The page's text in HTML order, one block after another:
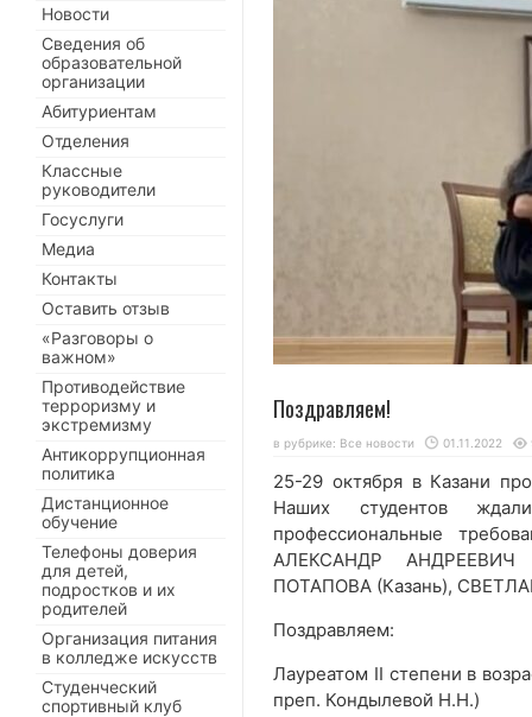
Поздравляем!
в рубрике: Все новости 01.11.2022
25-29 октября в Казани
Наших студентов
профессиональные
АЛЕКСАНДР
ПОТАПОВА (Казань),
Поздравляем:
Лауреатом II степени в
преп. Кондылевой Н.Н.)
Новости
Сведения об
образовательной
организации
Абитуриентам
Отделения
Классные
руководители
Госуслуги
Медиа
Контакты
Оставить отзыв
«Разговоры о
важном»
Противодействие
терроризму и
экстремизму
Антикоррупционная
политика
Дистанционное
обучение
Телефоны доверия
для детей,
подростков и их
родителей
Организация питания
в колледже искусств
Студенческий
спортивный клуб